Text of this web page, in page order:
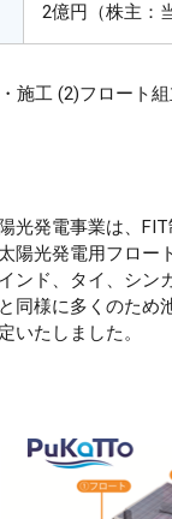
2億円（株主：
施工 (2)フロート
光発電事業は、
陽光発電用フロ
ンド、タイ、シ
同様に多くのため
いたしました。